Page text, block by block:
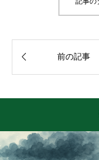
 前の記事